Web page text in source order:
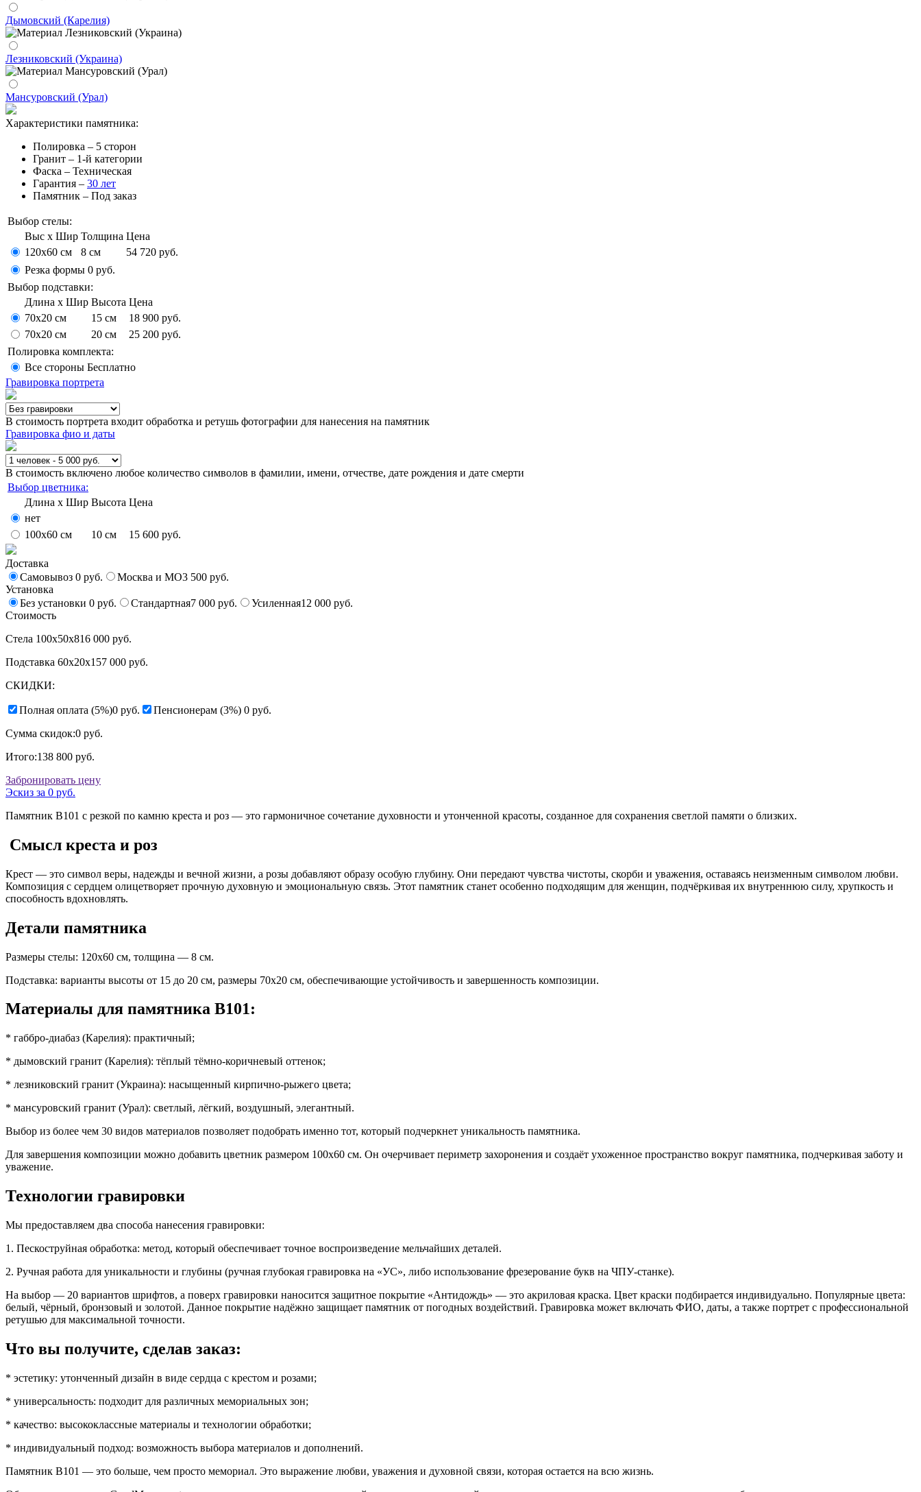
Дымовский (Карелия)
Лезниковский (Украина)
Мансуровский (Урал)
Характеристики памятника:
Полировка – 5 сторон
Гранит – 1-й категории
Фаска – Техническая
Гарантия – 30 лет
Памятник – Под заказ
Выбор стелы:
Выс x Шир Толщина Цена
120х60 см
8 см
54 720 руб.
Резка формы 0 руб.
Выбор подставки:
Длина x Шир Высота Цена
70x20 см
15 см
18 900 руб.
70x20 см
20 см
25 200 руб.
Полировка комплекта:
Все стороны Бесплатно
Гравировка портрета
В стоимость портрета входит обработка и ретушь фотографии для нанесения на памятник
Гравировка фио и даты
В стоимость включено любое количество символов в фамилии, имени, отчестве, дате рождения и дате смерти
Выбор цветника:
Длина x Шир Высота Цена
нет
100х60 см
10 см 15 600 руб.
Доставка
Самовывоз 0 руб. Москва и МО3 500 руб.
Установка
Без установки 0 руб. Стандартная7 000 руб. Усиленная12 000 руб.
Стоимость
Стела 100x50x816 000 руб.
Подставка 60x20x157 000 руб.
СКИДКИ:
Полная оплата (5%)0 руб. Пенсионерам (3%) 0 руб.
Сумма скидок:0 руб.
Итого:138 800 руб.
Забронировать цену
Эскиз за 0 руб.
Памятник B101 с резкой по камню креста и роз — это гармоничное сочетание духовности и утонченной красоты, созданное для сохранения светлой памяти о близких.
Смысл креста и роз
Крест — это символ веры, надежды и вечной жизни, а розы добавляют образу особую глубину. Они передают чувства чистоты, скорби и уважения, оставаясь неизменным символом любви.
Композиция с сердцем олицетворяет прочную духовную и эмоциональную связь. Этот памятник станет особенно подходящим для женщин, подчёркивая их внутреннюю силу, хрупкость и
способность вдохновлять.
Детали памятника
Размеры стелы: 120x60 см, толщина — 8 см.
Подставка: варианты высоты от 15 до 20 см, размеры 70x20 см, обеспечивающие устойчивость и завершенность композиции.
Материалы для памятника В101:
* габбро-диабаз (Карелия): практичный;
* дымовский гранит (Карелия): тёплый тёмно-коричневый оттенок;
* лезниковский гранит (Украина): насыщенный кирпично-рыжего цвета;
* мансуровский гранит (Урал): светлый, лёгкий, воздушный, элегантный.
Выбор из более чем 30 видов материалов позволяет подобрать именно тот, который подчеркнет уникальность памятника.
Для завершения композиции можно добавить цветник размером 100x60 см. Он очерчивает периметр захоронения и создаёт ухоженное пространство вокруг памятника, подчеркивая заботу и
уважение.
Технологии гравировки
Мы предоставляем два способа нанесения гравировки:
1. Пескоструйная обработка: метод, который обеспечивает точное воспроизведение мельчайших деталей.
2. Ручная работа для уникальности и глубины (ручная глубокая гравировка на «УС», либо использование фрезерование букв на ЧПУ-станке).
На выбор — 20 вариантов шрифтов, а поверх гравировки наносится защитное покрытие «Антидождь» — это акриловая краска. Цвет краски подбирается индивидуально. Популярные цвета:
белый, чёрный, бронзовый и золотой. Данное покрытие надёжно защищает памятник от погодных воздействий. Гравировка может включать ФИО, даты, а также портрет с профессиональной
ретушью для максимальной точности.
Что вы получите, сделав заказ:
* эстетику: утонченный дизайн в виде сердца с крестом и розами;
* универсальность: подходит для различных мемориальных зон;
* качество: высококлассные материалы и технологии обработки;
* индивидуальный подход: возможность выбора материалов и дополнений.
Памятник B101 — это больше, чем просто мемориал. Это выражение любви, уважения и духовной связи, которая остается на всю жизнь.